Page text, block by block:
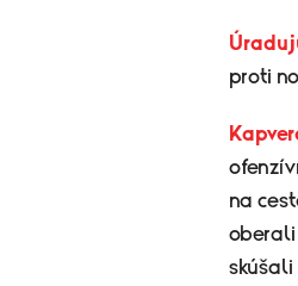
proti
na
oberali
skúšali